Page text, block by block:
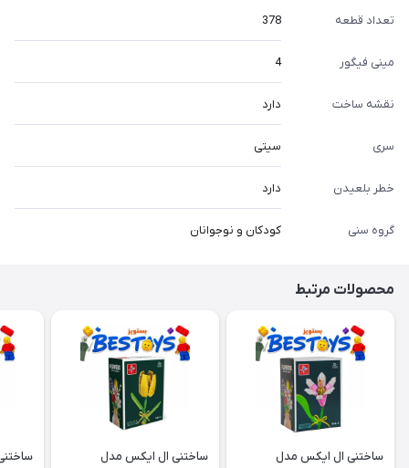
تعداد قطعه 378
مینی فیگور 4
نقشه ساخت دارد
سری سیتی
خطر بلعیدن دارد
گروه سنی کودکان و نوجوانان
محصولات مرتبط
ساختنی ال ایکس مدل
ساختنی ال ایکس مدل